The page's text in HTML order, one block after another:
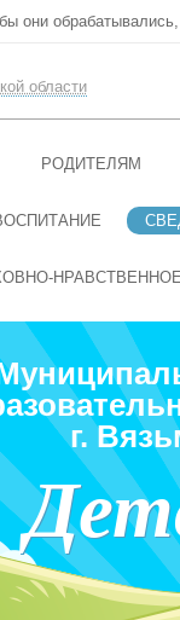
они
области
РОДИТЕЛЯМ
г.